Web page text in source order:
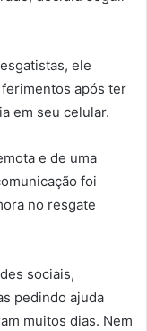
ele
após ter
em seu celular.
e de uma
foi
no resgate
sociais,
pedindo ajuda
muitos dias. Nem